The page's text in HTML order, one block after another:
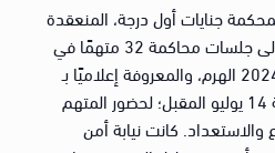
جنايات أول درجة، المنعقدة
بمجمع محاكم بدر، تأجيل أولى جلسات محاكمة 32 متهمًا في
القضية رقم 69091 لسنة 2024 الهرم، والمعروفة إعلاميًا بـ
“لجان المغتربين”، إلى جلسة 14 يوليو المقبل؛ لحضور المتهم
كانت نيابة أمن